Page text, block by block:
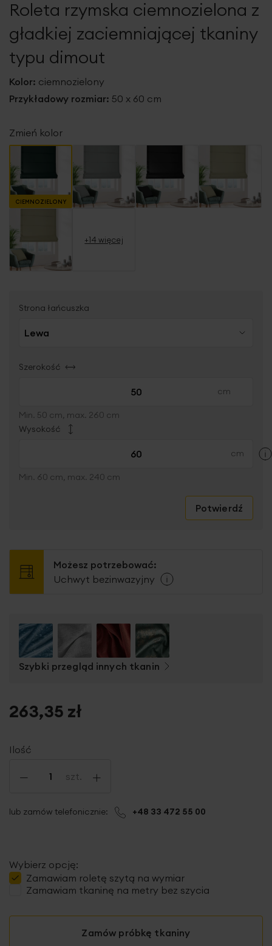
galeriiRoleta rzymska ciemnozielona z
gładkiej zaciemniającej tkaniny
typu dimout
Kolor: ciemnozielony
Przykładowy rozmiar: 50 x 60 cm
Zmień kolor
CIEMNOZIELONY
+14 więcej
Strona łańcuszka
Szerokość
Min. 50 cm, max. 260 cm
Wysokość
Min. 60 cm, max. 240 cm
Potwierdź
Możesz potrzebować:
Uchwyt bezinwazyjny
Szybki przegląd innych tkanin
263,35 zł
Ilość
- szt. +
lub zamów telefonicznie: +48 33 472 55 00
Wybierz opcję:
Zamawiam roletę szytą na wymiar
Zamawiam tkaninę na metry bez szycia
Zamów próbkę tkaniny